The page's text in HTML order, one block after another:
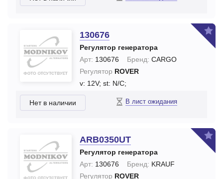
130676
Регулятор генератора
Арт: 130676 Бренд: CARGO
Регулятор ROVER
v: 12V; st: N/C;
Нет в наличии В лист ожидания
ARB0350UT
Регулятор генератора
Арт: 130676 Бренд: KRAUF
Регулятор ROVER